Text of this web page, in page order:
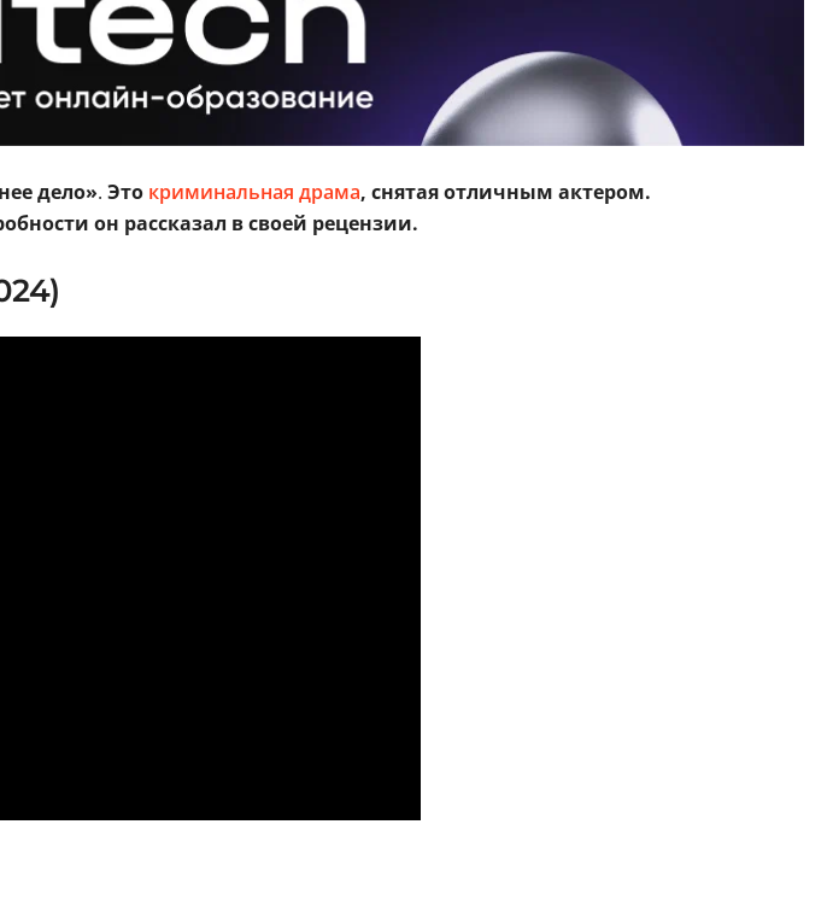
дело». Это криминальная драма, снятая отличным актером.
он рассказал в своей рецензии.